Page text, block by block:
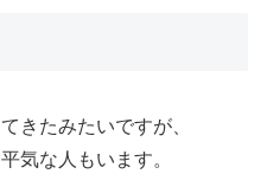
きたみたいですが、
気な人もいます。